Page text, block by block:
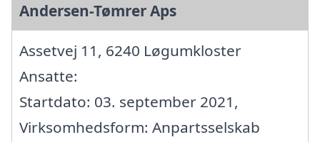
Andersen-Tømrer Aps
Assetvej 11, 6240 Løgumkloster
Ansatte:
Startdato: 03. september 2021,
Virksomhedsform: Anpartsselskab